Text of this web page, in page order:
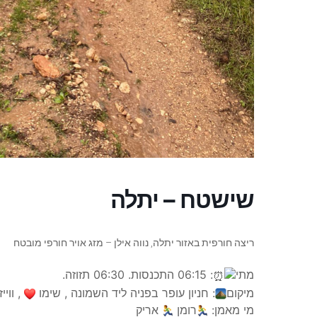
שישטח – יתלה
ריצה חורפית באזור יתלה, נווה אילן – מזג אויר חורפי מובטח
מתי
: 06:15 התכנסות. 06:30 תזוזה.
מיקום
: חניון עופר בפניה ליד השמונה , שימו
,
מי מאמן:
רומן אריק